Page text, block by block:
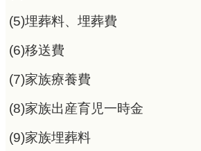
(5)埋葬料、埋葬費
(6)移送費
(7)家族療養費
(8)家族出産育児一時金
(9)家族埋葬料